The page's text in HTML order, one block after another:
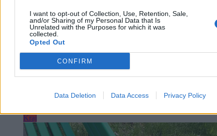
I want to opt-out of Collection, Use, Retention, Sale,
and/or Sharing of my Personal Data that Is
Unrelated with the Purposes for which it was
collected.
Opted Out
CONFIRM
Data Deletion Data Access Privacy Policy
– To podbieranie pomysłów Konfederacji – tak poseł Bartłomiej
Pejo skomentował obietnicę wyborczą PiS-u, która padła na
konwencji programowej tej partii. Tobiasz Bocheński zapowiedział,
że po zwycięstwie w wyborach parlamentarnych partia dokona
deportacji z Polski młodych, niepracujących Ukraińców.
Kraj